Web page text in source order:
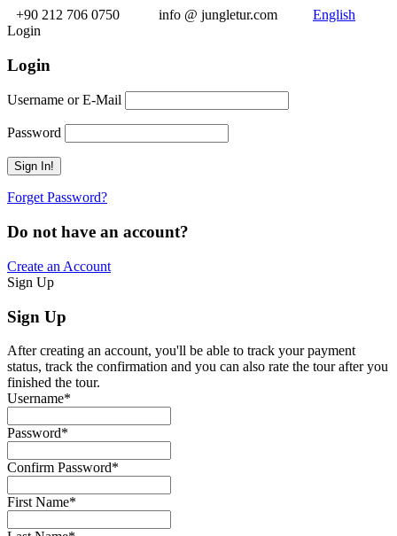
+90 212 706 0750 info @ jungletur.com
English
Login
Login
Username or E-Mail
Password
Forget Password?
Do not have an account?
Create an Account
Sign Up
Sign Up
After creating an account, you'll be able to track your payment
status, track the confirmation and you can also rate the tour after you
finished the tour.
Username*
Password*
Confirm Password*
First Name*